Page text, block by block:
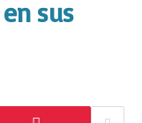
sus